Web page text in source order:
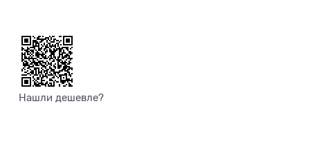
Нашли дешевле?